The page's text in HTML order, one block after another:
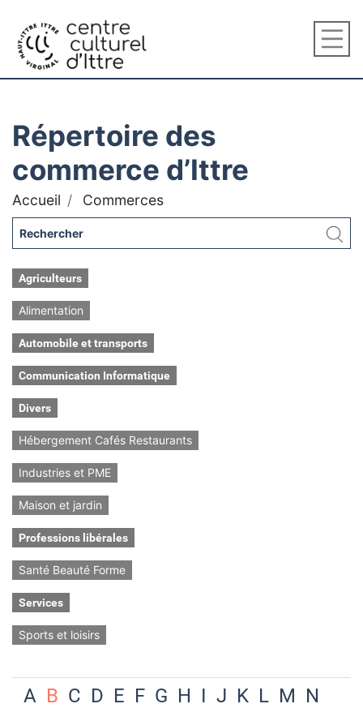
Répertoire des
commerce d’Ittre
Accueil Commerces
Agriculteurs
Alimentation
Automobile et transports
Communication Informatique
Divers
Hébergement Cafés Restaurants
Industries et PME
Maison et jardin
Professions libérales
Santé Beauté Forme
Services
Sports et loisirs
A B C D E F G H I J K L M N